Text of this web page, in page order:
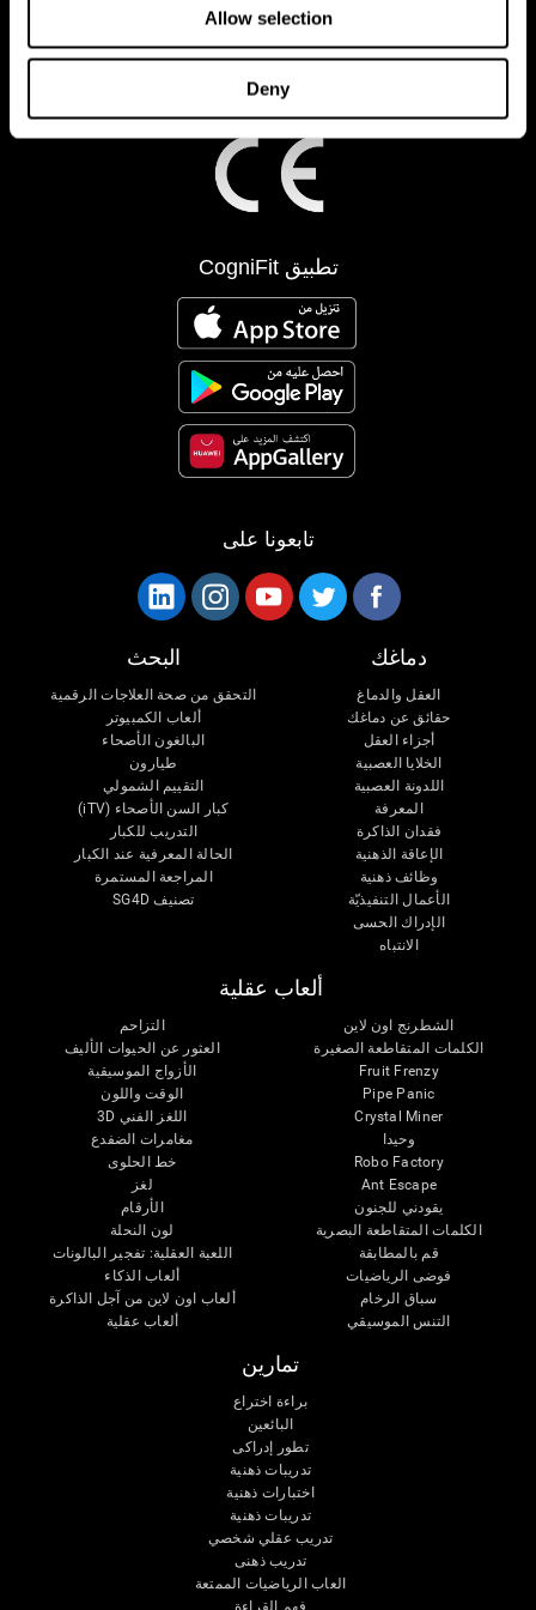
Allow selection
Deny
تطبيق CogniFit
تابعونا على
دماغك
العقل والدماغ
حقائق عن دماغك
أجزاء العقل
الخلايا العصبية
اللدونة العصبية
المعرفة
فقدان الذاكرة
الإعاقة الذهنية
وظائف ذهنية
الأعمال التنفيذيّة
الإدراك الحسى
الانتباه
البحث
التحقق من صحة العلاجات الرقمية
ألعاب الكمبيوتر
البالغون الأصحاء
طيارون
التقييم الشمولي
كبار السن الأصحاء (iTV)
التدريب للكبار
الحالة المعرفية عند الكبار
المراجعة المستمرة
تصنيف SG4D
ألعاب عقلية
الشطرنج اون لاين
الكلمات المتقاطعة الصغيرة
Fruit Frenzy
Pipe Panic
Crystal Miner
وحيدا
Robo Factory
Ant Escape
يقودني للجنون
الكلمات المتقاطعة البصرية
قم بالمطابقة
فوضى الرياضيات
سباق الرخام
التنس الموسيقي
التزاحم
العثور عن الحيوات الأليف
الأزواج الموسيقية
الوقت واللون
اللغز الفني 3D
مغامرات الضفدع
خط الحلوى
لغز
الأرقام
لون النحلة
اللعبة العقلية: تفجير البالونات
ألعاب الذكاء
ألعاب اون لاين من آجل الذاكرة
ألعاب عقلية
تمارين
براءة اختراع
البائعين
تطور إدراكى
تدريبات ذهنية
اختبارات ذهنية
تدريبات ذهنية
تدريب عقلي شخصي
تدريب ذهنى
العاب الرياضيات الممتعة
فهم القراءة